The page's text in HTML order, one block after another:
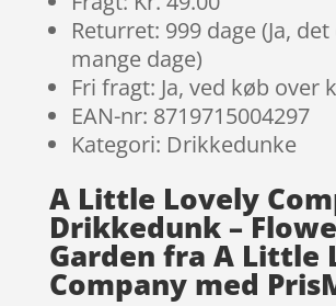
Returret: 999 dage (Ja,
mange dage)
Fri fragt: Ja, ved køb over
EAN-nr: 8719715004297
Kategori: Drikkedunke
A Little Lovely
Drikkedunk –
Garden fra A Little
Company med